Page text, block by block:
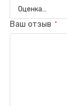
Ваш отзыв *